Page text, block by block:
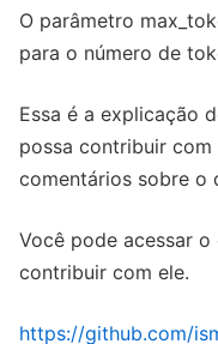
O parâmetro
para o número de
Essa é a explicação
possa contribuir com
comentários sobre o
Você pode acessar
contribuir com ele.
https://github.com/